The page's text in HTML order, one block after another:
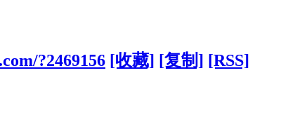
?2469156 [收藏] [复制] [RSS]